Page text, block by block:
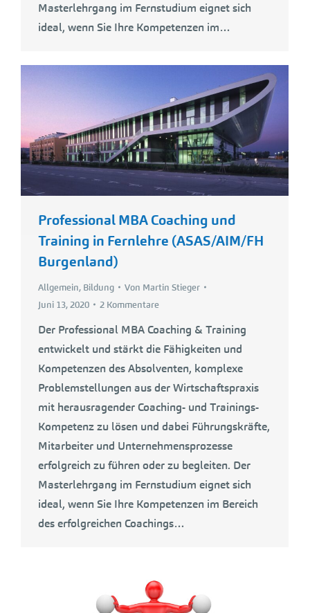
Masterlehrgang im Fernstudium eignet sich
ideal, wenn Sie Ihre Kompetenzen im…
Professional MBA Coaching und
Training in Fernlehre (ASAS/AIM/FH
Burgenland)
Allgemein, Bildung Von Martin Stieger
Juni 13, 2020
2 Kommentare
Der Professional MBA Coaching & Training
entwickelt und stärkt die Fähigkeiten und
Kompetenzen des Absolventen, komplexe
Problemstellungen aus der Wirtschaftspraxis
mit herausragender Coaching- und Trainings-
Kompetenz zu lösen und dabei Führungskräfte,
Mitarbeiter und Unternehmensprozesse
erfolgreich zu führen oder zu begleiten. Der
Masterlehrgang im Fernstudium eignet sich
ideal, wenn Sie Ihre Kompetenzen im Bereich
des erfolgreichen Coachings…